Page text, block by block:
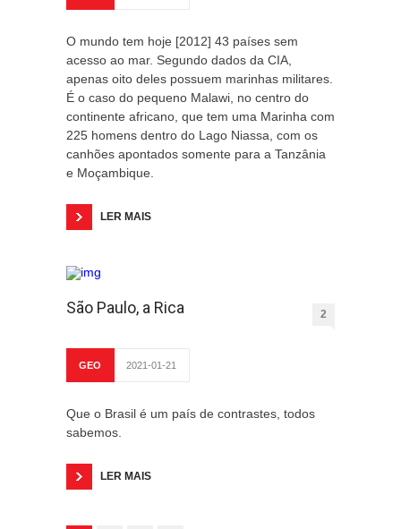
O mundo tem hoje [2012] 43 países sem
acesso ao mar. Segundo dados da CIA,
apenas oito deles possuem marinhas militares.
É o caso do pequeno Malawi, no centro do
continente africano, que tem uma Marinha com
225 homens dentro do Lago Niassa, com os
canhões apontados somente para a Tanzânia
e Moçambique.
LER MAIS
São Paulo, a Rica 2
GEO 2021-01-21
Que o Brasil é um país de contrastes, todos
sabemos.
LER MAIS